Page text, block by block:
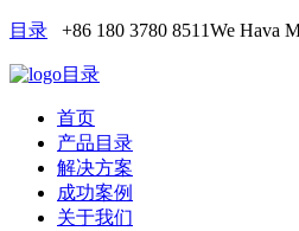
目录 +86 180 3780 8511We Hava
目录
首页
产品目录
解决方案
成功案例
关于我们